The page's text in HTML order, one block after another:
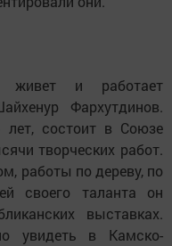
и работает
Фархутдинов.
состоит в Союзе
творческих работ.
работы по дереву, по
своего таланта он
выставках.
увидеть в Камско-